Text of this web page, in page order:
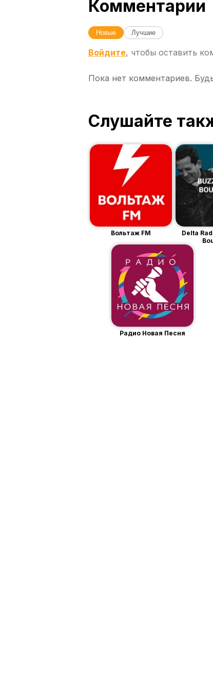
Комментарии
Новые Лучшие
Войдите, чтобы оставить
Пока нет комментариев.
Слушайте
Вольтаж FM
Delta
Радио Новая Песня